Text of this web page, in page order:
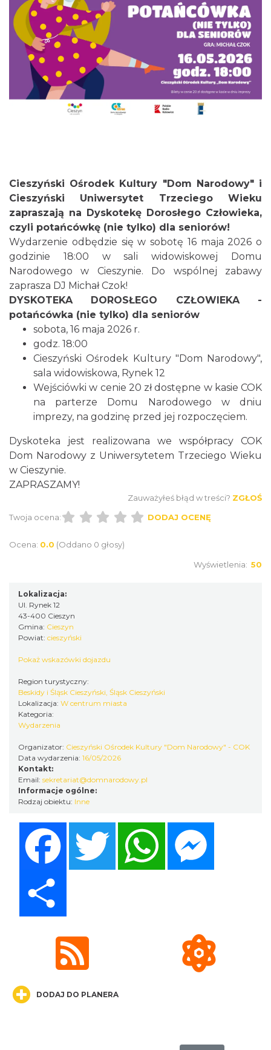
Cieszyn
2026-08-21
0.06 km
Cieszyn
2026-08-28
0.06 km
0.11 km
Cieszyn
0.11 km
Cieszyn
0.11 km
Cieszyn
0.11 km
Cieszyn
2026-08-09
0.18 km
Cieszyński Ośrodek Kultury "Dom Narodowy" i
Cieszyński Uniwersytet Trzeciego Wieku
zapraszają na Dyskotekę Dorosłego Człowieka,
czyli potańcówkę (nie tylko) dla seniorów!
Wydarzenie odbędzie się w sobotę 16 maja 2026 o
godzinie 18:00 w sali widowiskowej Domu
Narodowego w Cieszynie. Do wspólnej zabawy
zaprasza DJ Michał Czok!
DYSKOTEKA DOROSŁEGO CZŁOWIEKA -
potańcówka (nie tylko) dla seniorów
sobota, 16 maja 2026 r.
godz. 18:00
Cieszyński Ośrodek Kultury "Dom Narodowy",
sala widowiskowa, Rynek 12
Wejściówki w cenie 20 zł dostępne w kasie COK
na parterze Domu Narodowego w dniu
imprezy, na godzinę przed jej rozpoczęciem.
Dyskoteka jest realizowana we współpracy COK
Dom Narodowy z Uniwersytetem Trzeciego Wieku
w Cieszynie.
ZAPRASZAMY!
Zauważyłeś błąd w treści? ZGŁOŚ
Twoja ocena:
DODAJ OCENĘ
Ocena: 0.0 (Oddano 0 głosy)
Wyświetlenia: 50
Lokalizacja:
Ul. Rynek 12
43-400 Cieszyn
Gmina: Cieszyn
Powiat: cieszyński
Pokaż wskazówki dojazdu
Region turystyczny:
Beskidy i Śląsk Cieszyński, Śląsk Cieszyński
Lokalizacja: W centrum miasta
Kategoria:
Wydarzenia
Organizator: Cieszyński Ośrodek Kultury "Dom Narodowy" - COK
Data wydarzenia: 16/05/2026
Kontakt:
Email: sekretariat@domnarodowy.pl
Informacje ogólne:
Rodzaj obiektu: Inne
Twitter WhatsApp
DODAJ DO PLANERA